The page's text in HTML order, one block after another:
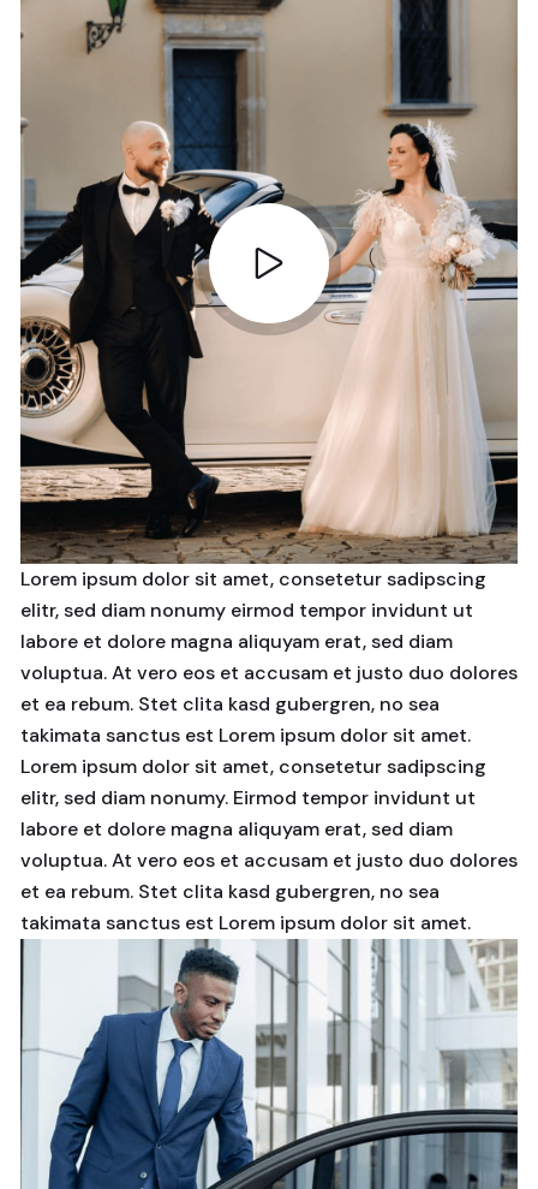
Lorem ipsum dolor sit amet, consetetur sadipscing
elitr, sed diam nonumy eirmod tempor invidunt ut
labore et dolore magna aliquyam erat, sed diam
voluptua. At vero eos et accusam et justo duo dolores
et ea rebum. Stet clita kasd gubergren, no sea
takimata sanctus est Lorem ipsum dolor sit amet.
Lorem ipsum dolor sit amet, consetetur sadipscing
elitr, sed diam nonumy. Eirmod tempor invidunt ut
labore et dolore magna aliquyam erat, sed diam
voluptua. At vero eos et accusam et justo duo dolores
et ea rebum. Stet clita kasd gubergren, no sea
takimata sanctus est Lorem ipsum dolor sit amet.